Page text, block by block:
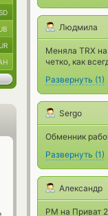
Людмила
Меняла TRX
четко, как
Развернуть (1)
Sergo
Обменник
Развернуть (1)
Александр
PM на Приват